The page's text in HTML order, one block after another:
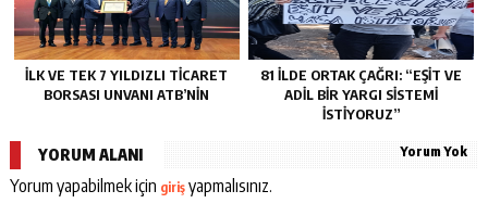
İLK VE TEK 7 YILDIZLI TİCARET
BORSASI UNVANI ATB’NİN
81 İLDE ORTAK ÇAĞRI: “EŞİT VE
ADİL BİR YARGI SİSTEMİ
İSTİYORUZ”
YORUM ALANI Yorum Yok
Yorum yapabilmek için girişyapmalısınız.